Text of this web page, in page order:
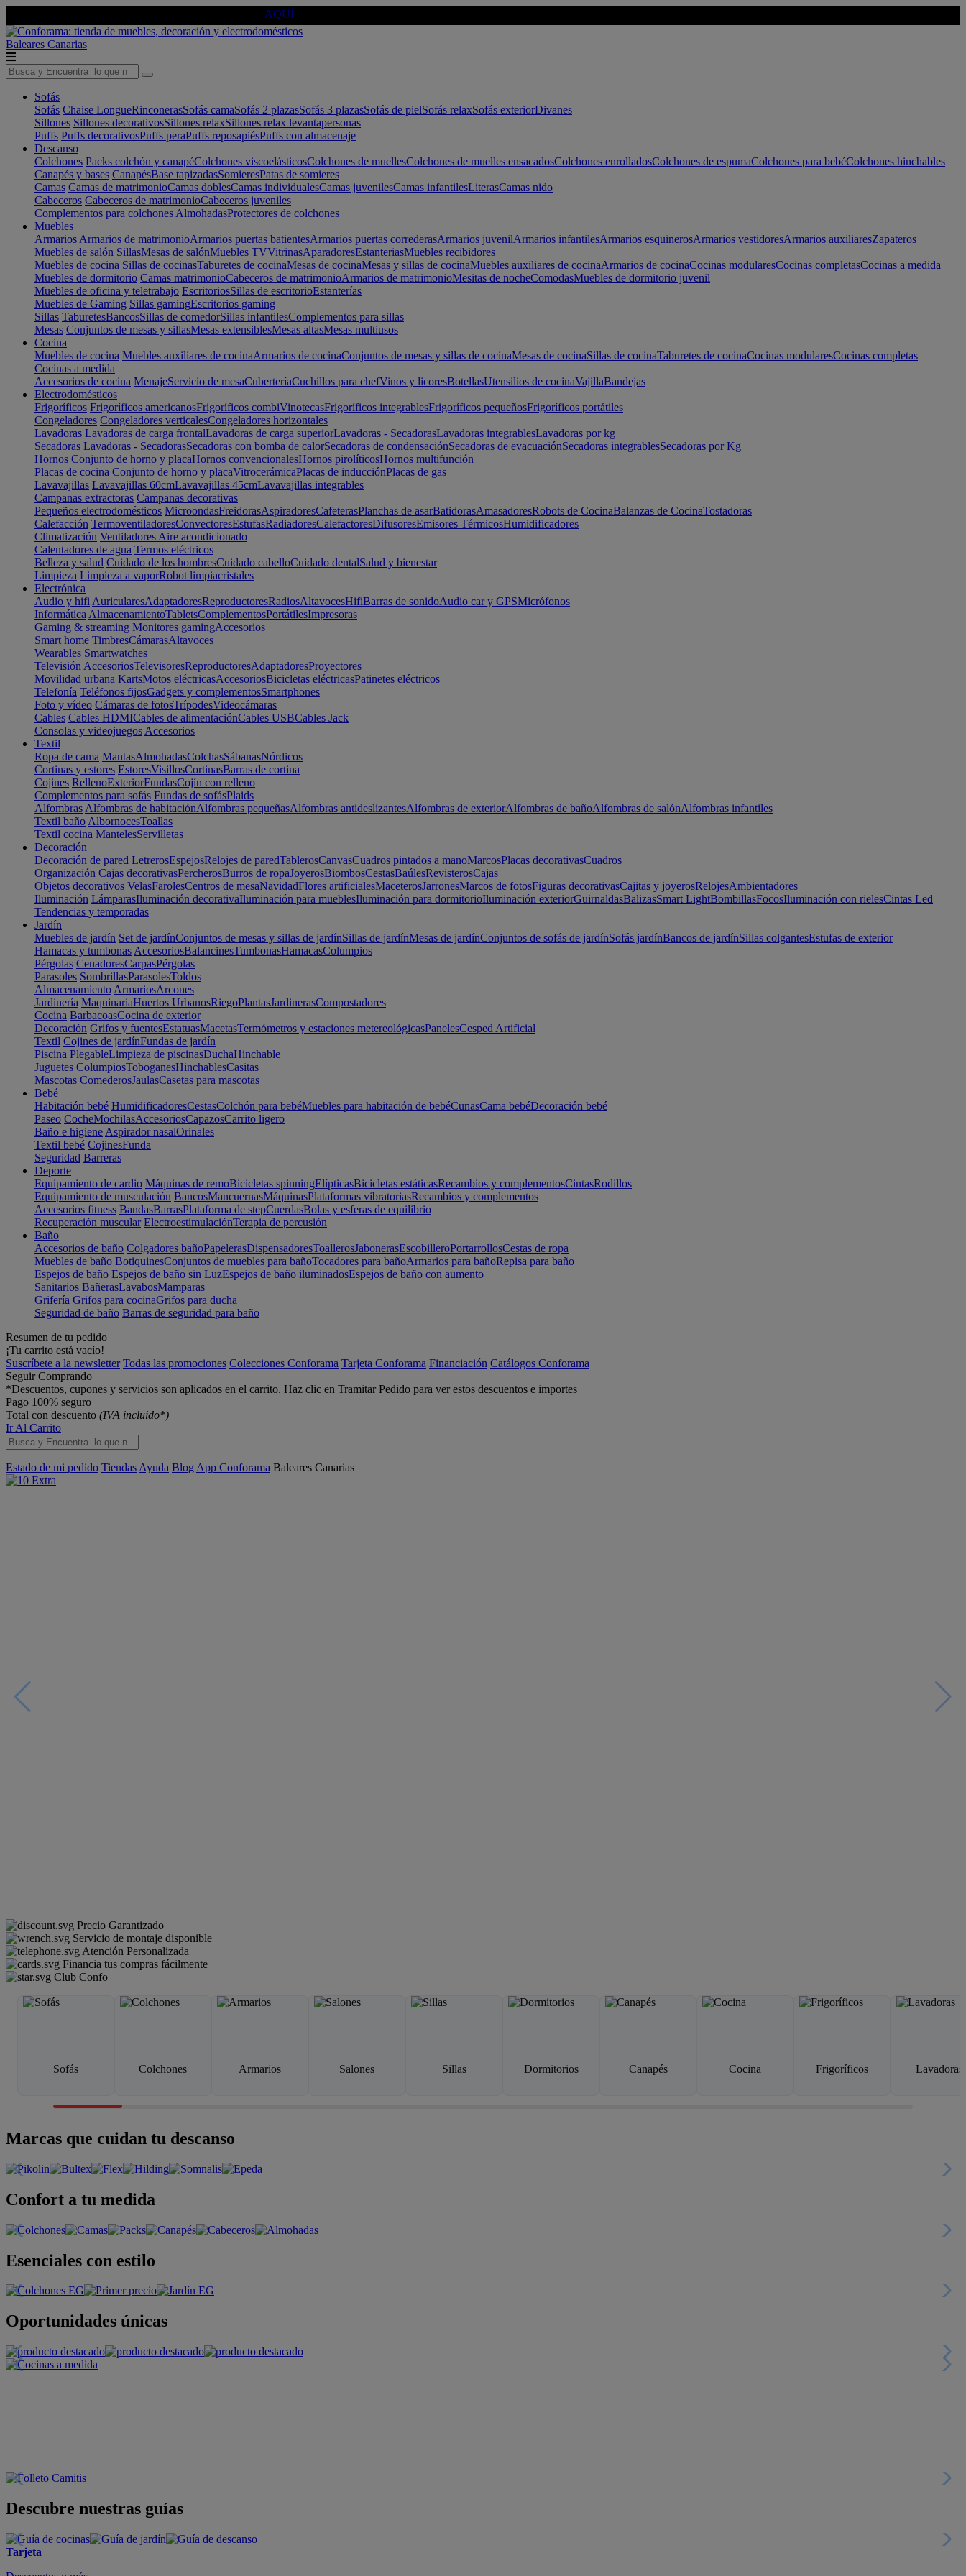
AQUÍ
Baleares Canarias
Sofás
Sofás Chaise LongueRinconerasSofás camaSofás 2 plazasSofás 3 plazasSofás de pielSofás relaxSofás exteriorDivanes
Sillones Sillones decorativosSillones relaxSillones relax levantapersonas
Puffs Puffs decorativosPuffs peraPuffs reposapiésPuffs con almacenaje
Descanso
Colchones Packs colchón y canapéColchones viscoelásticosColchones de muellesColchones de muelles ensacadosColchones enrolladosColchones de espumaColchones para bebéColchones hinchables
Canapés y bases CanapésBase tapizadasSomieresPatas de somieres
Camas Camas de matrimonioCamas doblesCamas individualesCamas juvenilesCamas infantilesLiterasCamas nido
Cabeceros Cabeceros de matrimonioCabeceros juveniles
Complementos para colchones AlmohadasProtectores de colchones
Muebles
Armarios Armarios de matrimonioArmarios puertas batientesArmarios puertas correderasArmarios juvenilArmarios infantilesArmarios esquinerosArmarios vestidoresArmarios auxiliaresZapateros
Muebles de salón SillasMesas de salónMuebles TVVitrinasAparadoresEstanteriasMuebles recibidores
Muebles de cocina Sillas de cocinasTaburetes de cocinaMesas de cocinaMesas y sillas de cocinaMuebles auxiliares de cocinaArmarios de cocinaCocinas modularesCocinas completasCocinas a medida
Muebles de dormitorio Camas matrimonioCabeceros de matrimonioArmarios de matrimonioMesitas de nocheComodasMuebles de dormitorio juvenil
Muebles de oficina y teletrabajo EscritoriosSillas de escritorioEstanterías
Muebles de Gaming Sillas gamingEscritorios gaming
Sillas TaburetesBancosSillas de comedorSillas infantilesComplementos para sillas
Mesas Conjuntos de mesas y sillasMesas extensiblesMesas altasMesas multiusos
Cocina
Muebles de cocina Muebles auxiliares de cocinaArmarios de cocinaConjuntos de mesas y sillas de cocinaMesas de cocinaSillas de cocinaTaburetes de cocinaCocinas modularesCocinas completas
Cocinas a medida
Accesorios de cocina MenajeServicio de mesaCuberteríaCuchillos para chefVinos y licoresBotellasUtensilios de cocinaVajillaBandejas
Electrodomésticos
Frigoríficos Frigoríficos americanosFrigoríficos combiVinotecasFrigoríficos integrablesFrigoríficos pequeñosFrigoríficos portátiles
Congeladores Congeladores verticalesCongeladores horizontales
Lavadoras Lavadoras de carga frontalLavadoras de carga superiorLavadoras - SecadorasLavadoras integrablesLavadoras por kg
Secadoras Lavadoras - SecadorasSecadoras con bomba de calorSecadoras de condensaciónSecadoras de evacuaciónSecadoras integrablesSecadoras por Kg
Hornos Conjunto de horno y placaHornos convencionalesHornos pirolíticosHornos multifunción
Placas de cocina Conjunto de horno y placaVitrocerámicaPlacas de inducciónPlacas de gas
Lavavajillas Lavavajillas 60cmLavavajillas 45cmLavavajillas integrables
Campanas extractoras Campanas decorativas
Pequeños electrodomésticos MicroondasFreidorasAspiradoresCafeterasPlanchas de asarBatidorasAmasadoresRobots de CocinaBalanzas de CocinaTostadoras
Calefacción TermoventiladoresConvectoresEstufasRadiadoresCalefactoresDifusoresEmisores TérmicosHumidificadores
Climatización Ventiladores Aire acondicionado
Calentadores de agua Termos eléctricos
Belleza y salud Cuidado de los hombresCuidado cabelloCuidado dentalSalud y bienestar
Limpieza Limpieza a vaporRobot limpiacristales
Electrónica
Audio y hifi AuricularesAdaptadoresReproductoresRadiosAltavocesHifiBarras de sonidoAudio car y GPSMicrófonos
Informática AlmacenamientoTabletsComplementosPortátilesImpresoras
Gaming & streaming Monitores gamingAccesorios
Smart home TimbresCámarasAltavoces
Wearables Smartwatches
Televisión AccesoriosTelevisoresReproductoresAdaptadoresProyectores
Movilidad urbana KartsMotos eléctricasAccesoriosBicicletas eléctricasPatinetes eléctricos
Telefonía Teléfonos fijosGadgets y complementosSmartphones
Foto y vídeo Cámaras de fotosTrípodesVideocámaras
Cables Cables HDMICables de alimentaciónCables USBCables Jack
Consolas y videojuegos Accesorios
Textil
Ropa de cama MantasAlmohadasColchasSábanasNórdicos
Cortinas y estores EstoresVisillosCortinasBarras de cortina
Cojines RellenoExteriorFundasCojín con relleno
Complementos para sofás Fundas de sofásPlaids
Alfombras Alfombras de habitaciónAlfombras pequeñasAlfombras antideslizantesAlfombras de exteriorAlfombras de bañoAlfombras de salónAlfombras infantiles
Textil baño AlbornocesToallas
Textil cocina MantelesServilletas
Decoración
Decoración de pared LetrerosEspejosRelojes de paredTablerosCanvasCuadros pintados a manoMarcosPlacas decorativasCuadros
Organización Cajas decorativasPercherosBurros de ropaJoyerosBiombosCestasBaúlesRevisterosCajas
Objetos decorativos VelasFarolesCentros de mesaNavidadFlores artificialesMaceterosJarronesMarcos de fotosFiguras decorativasCajitas y joyerosRelojesAmbientadores
Iluminación LámparasIluminación decorativaIluminación para mueblesIluminación para dormitorioIluminación exteriorGuirnaldasBalizasSmart LightBombillasFocosIluminación con rielesCintas Led
Tendencias y temporadas
Jardín
Muebles de jardín Set de jardínConjuntos de mesas y sillas de jardínSillas de jardínMesas de jardínConjuntos de sofás de jardínSofás jardínBancos de jardínSillas colgantesEstufas de exterior
Hamacas y tumbonas AccesoriosBalancinesTumbonasHamacasColumpios
Pérgolas CenadoresCarpasPérgolas
Parasoles SombrillasParasolesToldos
Almacenamiento ArmariosArcones
Jardinería MaquinariaHuertos UrbanosRiegoPlantasJardinerasCompostadores
Cocina BarbacoasCocina de exterior
Decoración Grifos y fuentesEstatuasMacetasTermómetros y estaciones metereológicasPanelesCesped Artificial
Textil Cojines de jardínFundas de jardín
Piscina PlegableLimpieza de piscinasDuchaHinchable
Juguetes ColumpiosToboganesHinchablesCasitas
Mascotas ComederosJaulasCasetas para mascotas
Bebé
Habitación bebé HumidificadoresCestasColchón para bebéMuebles para habitación de bebéCunasCama bebéDecoración bebé
Paseo CocheMochilasAccesoriosCapazosCarrito ligero
Baño e higiene Aspirador nasalOrinales
Textil bebé CojinesFunda
Seguridad Barreras
Deporte
Equipamiento de cardio Máquinas de remoBicicletas spinningElípticasBicicletas estáticasRecambios y complementosCintasRodillos
Equipamiento de musculación BancosMancuernasMáquinasPlataformas vibratoriasRecambios y complementos
Accesorios fitness BandasBarrasPlataforma de stepCuerdasBolas y esferas de equilibrio
Recuperación muscular ElectroestimulaciónTerapia de percusión
Baño
Accesorios de baño Colgadores bañoPapelerasDispensadoresToallerosJabonerasEscobilleroPortarrollosCestas de ropa
Muebles de baño BotiquinesConjuntos de muebles para bañoTocadores para bañoArmarios para bañoRepisa para baño
Espejos de baño Espejos de baño sin LuzEspejos de baño iluminadosEspejos de baño con aumento
Sanitarios BañerasLavabosMamparas
Grifería Grifos para cocinaGrifos para ducha
Seguridad de baño Barras de seguridad para baño
Resumen de tu pedido
¡Tu carrito está vacío!
Suscríbete a la newsletter Todas las promociones Colecciones Conforama Tarjeta Conforama Financiación Catálogos Conforama
Seguir Comprando
*Descuentos, cupones y servicios son aplicados en el carrito. Haz clic en Tramitar Pedido para ver estos descuentos e importes
Pago 100% seguro
Total con descuento (IVA incluido*)
Ir Al Carrito
Estado de mi pedido Tiendas Ayuda Blog App Conforama Baleares Canarias
Precio Garantizado
Servicio de montaje disponible
Atención Personalizada
Financia tus compras fácilmente
Club Confo
Sofás Colchones Armarios Salones Sillas Dormitorios Canapés Cocina Frigoríficos Lavadoras
Marcas que cuidan tu descanso
Confort a tu medida
Esenciales con estilo
Oportunidades únicas
Descubre nuestras guías
Tarjeta